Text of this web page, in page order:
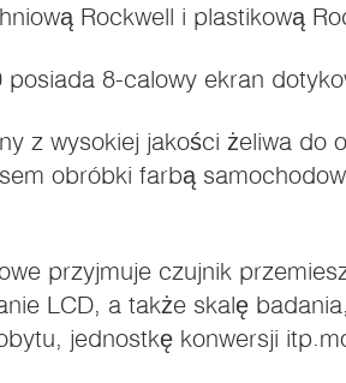
Rockwell i plastikową
posiada 8-calowy ekran
z wysokiej jakości żeliwa do
obróbki farbą
przyjmuje czujnik
LCD, a także skalę
jednostkę konwersji